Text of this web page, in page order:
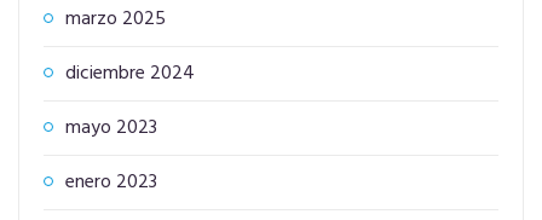
marzo 2025
diciembre 2024
mayo 2023
enero 2023